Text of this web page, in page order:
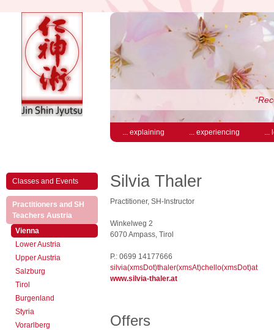
... explaining ... experiencing ...
Classes and Events
Practitioners and SH
Teachers Austria
Vienna
Lower Austria
Upper Austria
Salzburg
Tirol
Burgenland
Styria
Vorarlberg
Silvia Thaler
Practitioner, SH-Instructor
Winkelweg 2
6070 Ampass, Tirol
P.: 0699 14177666
silvia(xmsDot)thaler(xmsAt)chello(xmsDot)at
www.silvia-thaler.at
Offers